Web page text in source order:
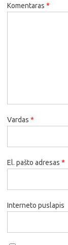
Komentaras *
Vardas *
El. pašto adresas *
Interneto puslapis